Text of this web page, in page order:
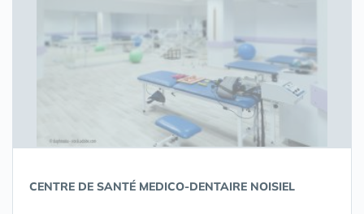
CENTRE DE SANTÉ MEDICO-DENTAIRE NOISIEL